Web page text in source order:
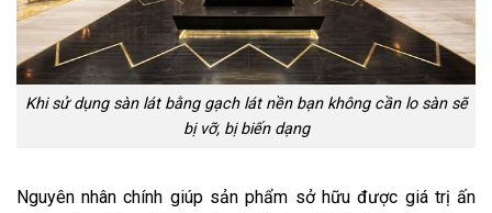
Khi sử dụng sàn lát bằng gạch lát nền bạn không cần lo sàn sẽ
bị vỡ, bị biến dạng
Nguyên nhân chính giúp sản phẩm sở hữu được giá trị ấn